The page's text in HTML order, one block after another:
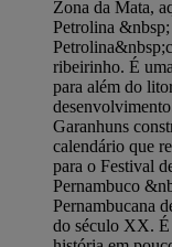
Zona da Mata,
Petrolina
ribeirinho. É
para além do
Garanhuns
calendário que
para o Festival
Pernambuco
Pernambucana
do século XX. É